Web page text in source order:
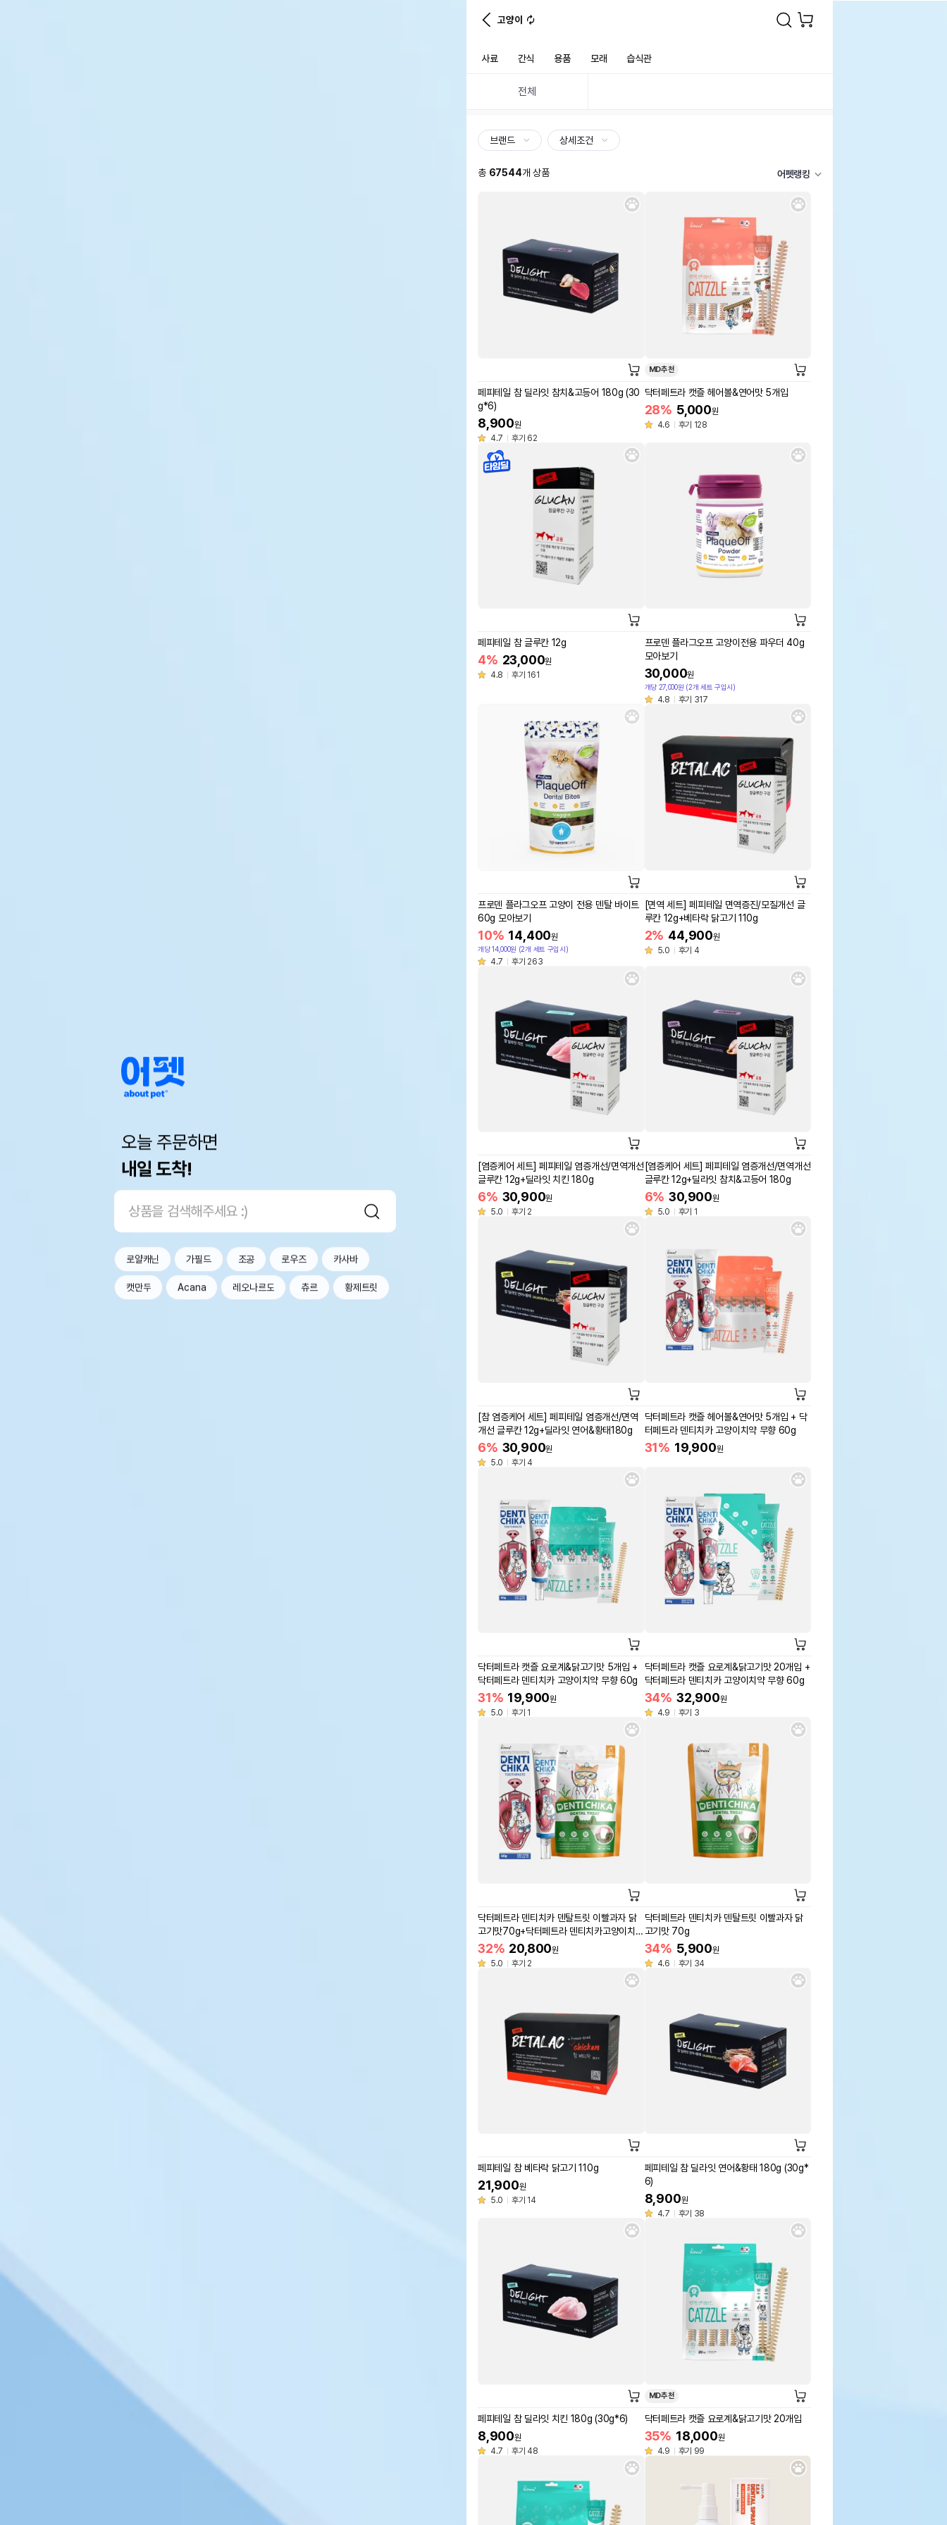
오늘 주문하면
내일 도착!
로얄캐닌 가필드 조공 로우즈 카사바
캣만두 Acana 레오나르도 츄르 황제트릿
고양이
사료 간식 용품 모래 습식관
전체
브랜드 상세조건
총 67544개 상품 어펫랭킹
페피테일 참 딜라잇 참치&고등어 180g (30
g*6)
8,900원
4.7
후기 62
MD추천
닥터페트라 캣즐 헤어볼&연어맛 5개입
28% 5,000원
4.6
후기 128
페피테일 참 글루칸 12g
4% 23,000원
4.8
후기 161
프로덴 플라그오프 고양이전용 파우더 40g
모아보기
30,000원
개당 27,000원 (2개 세트 구입시)
4.8 후기 317
프로덴 플라그오프 고양이 전용 덴탈 바이트
60g 모아보기
10% 14,400원
개당 14,000원 (2개 세트 구입시)
4.7 후기 263
[면역 세트] 페피테일 면역증진/모질개선 글
루칸 12g+베타락 닭고기 110g
2% 44,900원
5.0
후기 4
[염증케어 세트] 페피테일 염증개선/면역개선
글루칸 12g+딜라잇 치킨 180g
6% 30,900원
5.0
후기 2
[염증케어 세트] 페피테일 염증개선/면역개선
글루칸 12g+딜라잇 참치&고등어 180g
6% 30,900원
5.0
후기 1
[참 염증케어 세트] 페피테일 염증개선/면역
개선 글루칸 12g+딜라잇 연어&황태180g
6% 30,900원
5.0
후기 4
닥터페트라 캣즐 헤어볼&연어맛 5개입 + 닥
터페트라 덴티치카 고양이치약 무향 60g
31% 19,900원
닥터페트라 캣즐 요로계&닭고기맛 5개입 +
닥터페트라 덴티치카 고양이치약 무향 60g
31% 19,900원
5.0
후기 1
닥터페트라 캣즐 요로계&닭고기맛 20개입 +
닥터페트라 덴티치카 고양이치약 무향 60g
34% 32,900원
4.9
후기 3
닥터페트라 덴티치카 덴탈트릿 이빨과자 닭
고기맛70g+닥터페트라 덴티치카고양이치약
무향60g
32% 20,800원
5.0
후기 2
닥터페트라 덴티치카 덴탈트릿 이빨과자 닭
고기맛 70g
34% 5,900원
4.6
후기 34
페피테일 참 베타락 닭고기 110g
21,900원
5.0
후기 14
페피테일 참 딜라잇 연어&황태 180g (30g*
6)
8,900원
4.7
후기 38
페피테일 참 딜라잇 치킨 180g (30g*6)
8,900원
4.7
후기 48
MD추천
닥터페트라 캣즐 요로계&닭고기맛 20개입
35% 18,000원
4.9
후기 99